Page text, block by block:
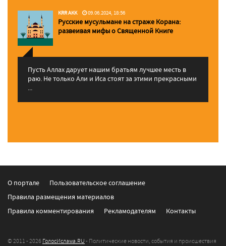
KRR AKK 09.06.2024, 18:56
Русские мусульмане на страже Корана:
pазвеивая мифы о Священной Книге
Пусть Аллах дарует нашим братьям лучшее месть в
раю. Не только Али и Иса стоят за этими прекрасными
...
О портале
Пользовательское соглашение
Правила размещения материалов
Правила комментирования
Рекламодателям Контакты
© 2011 - 2026 ГолосИслама.RU - Политические новости, события и происшествия